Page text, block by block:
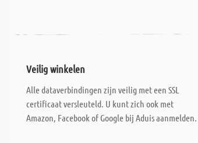
Veilig winkelen
Alle dataverbindingen zijn veilig met een SSL
certificaat versleuteld. U kunt zich ook met
Amazon, Facebook of Google bij Aduis aanmelden.